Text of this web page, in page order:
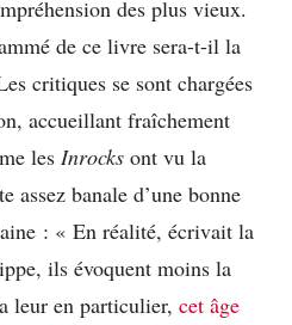
des plus vieux.
de ce livre sera-t-il la
critiques se sont chargées
accueillant fraîchement
les Inrocks ont vu la
assez banale d’une bonne
: « En réalité, écrivait la
ils évoquent moins la
leur en particulier, cet âge